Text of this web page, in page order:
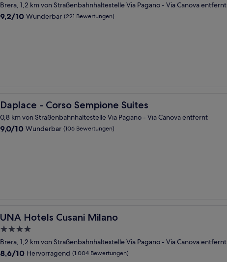
Brera, 1,2 km von Straßenbahnhaltestelle Via Pagano - Via Canova entfernt
9.2
9,2/10 Wunderbar (221 Bewertungen)
Daplace - Corso Sempione Suites
Daplace - Corso Sempione Suites
0,8 km von Straßenbahnhaltestelle Via Pagano - Via Canova entfernt
9.0
9,0/10 Wunderbar (106 Bewertungen)
UNA Hotels Cusani Milano
UNA Hotels Cusani Milano
4.0-
Sterne-
Unterkunft
Brera, 1,2 km von Straßenbahnhaltestelle Via Pagano - Via Canova entfernt
8.6
8,6/10 Hervorragend (1.004 Bewertungen)